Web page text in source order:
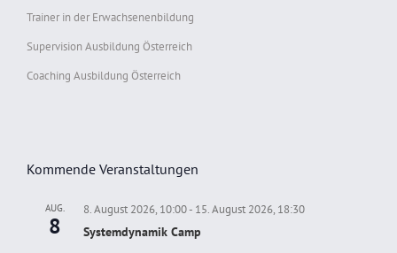
Trainer in der Erwachsenenbildung
Supervision Ausbildung Österreich
Coaching Ausbildung Österreich
Kommende Veranstaltungen
AUG.
8
8. August 2026, 10:00- 15. August 2026, 18:30
Systemdynamik Camp